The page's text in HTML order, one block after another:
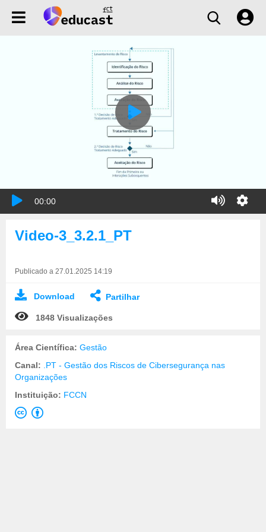
00:00
Video-3_3.2.1_PT
Publicado a 27.01.2025 14:19
Download Partilhar
1848 Visualizações
Área Científica: Gestão
Canal:
.PT - Gestão dos Riscos de Cibersegurança nas
Organizações
Instituição: FCCN